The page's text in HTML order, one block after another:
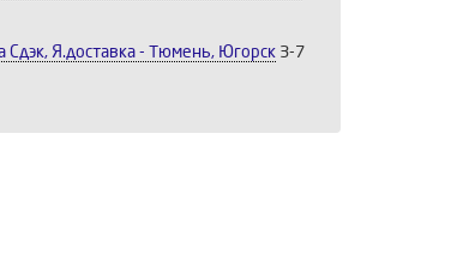
Сдэк, Я.доставка - Тюмень, Югорск 3-7